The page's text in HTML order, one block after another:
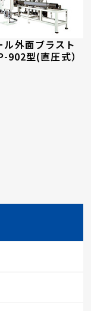
ル外面ブラスト
型(直圧式）